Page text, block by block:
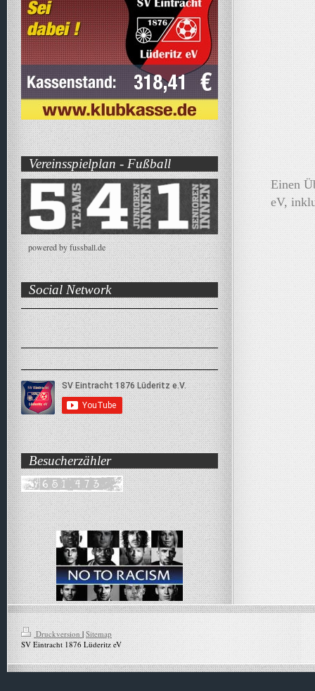
Vereinsspielplan - Fußball
powered by fussball.de
Social Network
Besucherzähler
Einen
eV,
Druckversion| Sitemap
SV Eintracht 1876 Lüderitz eV